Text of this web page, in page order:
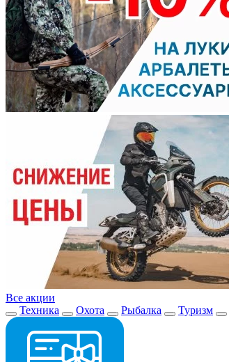
Все акции
Техника
Охота Рыбалка Туризм